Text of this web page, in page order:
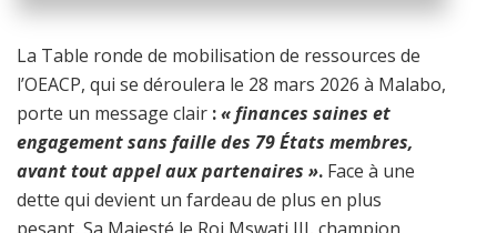
La Table ronde de mobilisation de ressources de
l’OEACP, qui se déroulera le 28 mars 2026 à Malabo,
porte un message clair :« finances saines et
engagement sans faille des 79 États membres,
avant tout appel aux partenaires ». Face à une
dette qui devient un fardeau de plus en plus
pesant, Sa Majesté le Roi Mswati III, champion